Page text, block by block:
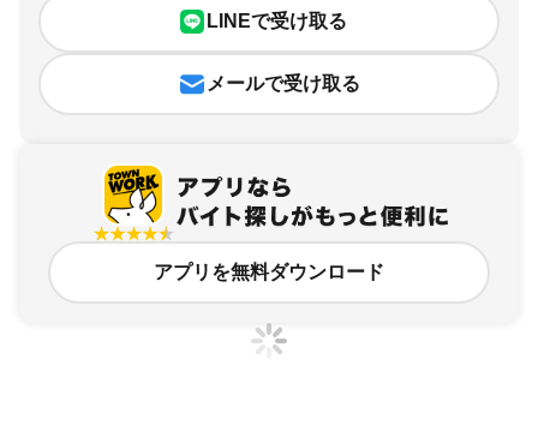
LINEで受け取る
メールで受け取る
アプリを無料ダウンロード